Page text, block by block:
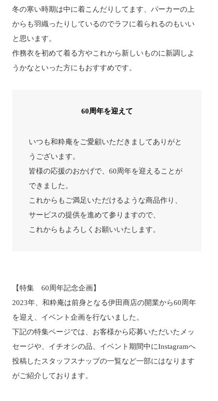
冬の寒い時期は中に着こんだりしてます、パーカーの上
からも羽織ったりしているのでラフに着られるのもいい
と思います。
作務衣を初めて着る方やこれから新しいものに新調しよ
うかなといった方にもおすすめです。
60周年を迎えて
いつも和粋庵をご愛顧いただきましてありがと
うございます。
皆様の応援のおかげで、60周年を迎えることが
できました。
これからもご満足いただけるような商品作り、
サービスの提供を進めて参りますので、
これからもよろしくお願いいたします。
【特集 60周年記念企画】
2023年、和粋庵は前身となる伊田商店の開業から60周年
を迎え、イベント企画を行ないました。
下記の特集ページでは、お客様から応募いただいたメッ
セージや、イチオシの品、イベント期間中にInstagramへ
投稿したスタッフスナップの一覧など一部にはなります
がご紹介しております。